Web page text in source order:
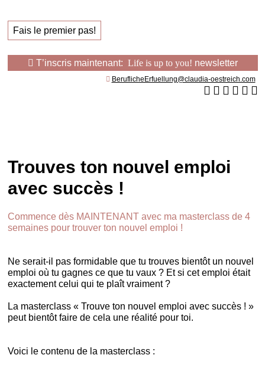
Fais le premier pas!
T’inscris maintenant: Life is up to you! newsletter
BeruflicheErfuellung@claudia-oestreich.com
Trouves ton nouvel emploi
avec succès !
Commence dès MAINTENANT avec ma masterclass de 4
semaines pour trouver ton nouvel emploi !
Ne serait-il pas formidable que tu trouves bientôt un nouvel
emploi où tu gagnes ce que tu vaux ? Et si cet emploi était
exactement celui qui te plaît vraiment ?
La masterclass « Trouve ton nouvel emploi avec succès ! »
peut bientôt faire de cela une réalité pour toi.
Voici le contenu de la masterclass :